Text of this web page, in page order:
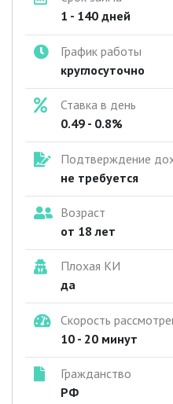
1 - 140 дней
График работы
круглосуточно
Ставка в день
0.49 - 0.8%
Подтверждение
не требуется
Возраст
от 18 лет
Плохая КИ
да
Скорость
10 - 20 минут
Гражданство
РФ